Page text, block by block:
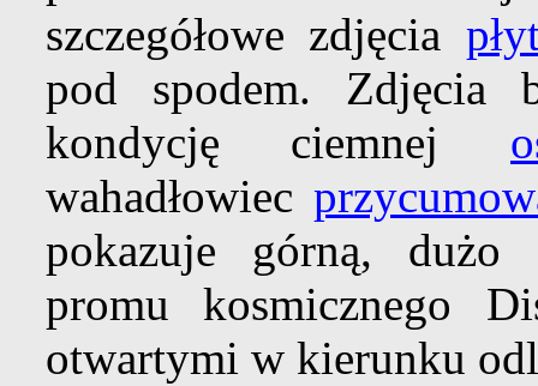
szczegółowe zdjęcia
pod spodem. Zdjęcia
kondycję ciemnej
wahadłowiec
pokazuje górną, dużo
promu kosmicznego
otwartymi w kierunku